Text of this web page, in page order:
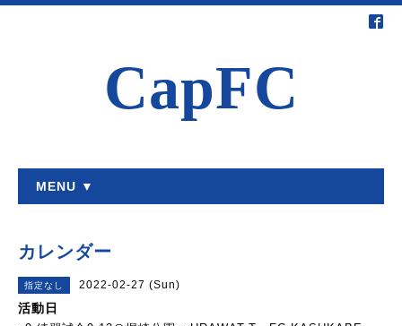
CapFC
MENU ▼
カレンダー
指定なし 2022-02-27 (Sun)
活動日